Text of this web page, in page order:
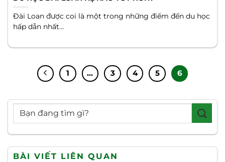
Đài Loan được coi là một trong những điểm đến du học
hấp dẫn nhất...
1 … 3 4 5 6
BÀI VIẾT LIÊN QUAN